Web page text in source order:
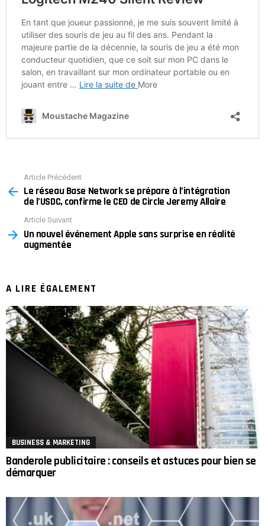
more
Article Précédent
Le réseau Base Network se prépare à l’intégration
de l’USDC, confirme le CEO de Circle Jeremy Allaire
Article Suivant
Un nouvel événement Apple sans surprise en réalité
augmentée
A LIRE ÉGALEMENT
BUSINESS & MARKETING
Banderole publicitaire : conseils et astuces pour bien se
démarquer